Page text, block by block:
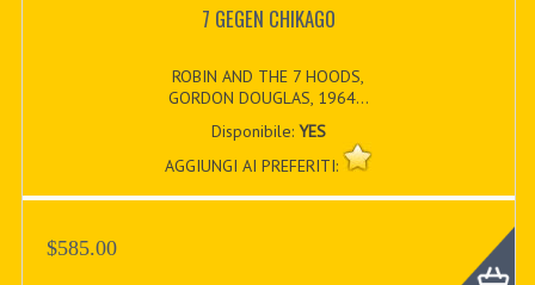
7 GEGEN CHIKAGO
ROBIN AND THE 7 HOODS,
GORDON DOUGLAS, 1964...
Disponibile: YES
AGGIUNGI AI PREFERITI:
$585.00